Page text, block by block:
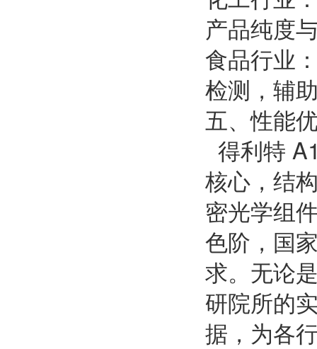
产品纯度
食品行业
检测，辅
五、性能
得利特
核心，结
密光学组
色阶，国
求。无论
研院所的
据，为各